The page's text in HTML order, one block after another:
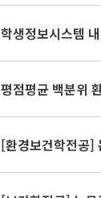
학생정보시스템
평점평균 백분위
[환경보건학전공]